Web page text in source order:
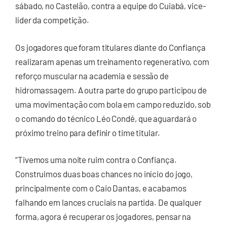
sábado, no Castelão, contra a equipe do Cuiabá, vice-
líder da competição.
Os jogadores que foram titulares diante do Confiança
realizaram apenas um treinamento regenerativo, com
reforço muscular na academia e sessão de
hidromassagem. A outra parte do grupo participou de
uma movimentação com bola em campo reduzido, sob
o comando do técnico Léo Condé, que aguardará o
próximo treino para definir o time titular.
“Tivemos uma noite ruim contra o Confiança.
Construimos duas boas chances no início do jogo,
principalmente com o Caio Dantas, e acabamos
falhando em lances cruciais na partida. De qualquer
forma, agora é recuperar os jogadores, pensar na